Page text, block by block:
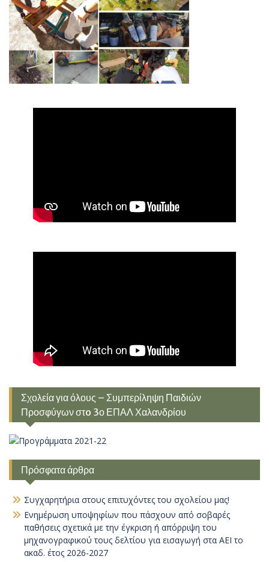
Σχολεία για όλους – Συμπερίληψη Παιδιών
Προσφύγων στo 3ο ΕΠΑΛ Χαλανδρίου
Πρόσφατα άρθρα
Συγχαρητήρια στους επιτυχόντες του σχολείου μας!
Ενημέρωση υποψηφίων που πάσχουν από σοβαρές
παθήσεις σχετικά με την έγκριση ή απόρριψη του
μηχανογραφικού τους δελτίου για εισαγωγή στα ΑΕΙ το
ακαδ. έτος 2026-2027